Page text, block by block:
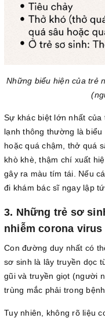
Những biểu hiện của trẻ
Sự khác biệt lớn nhất của
lạnh thông thường là
hoặc quá chậm, thở quá
khò khè, thậm chí xuất
gây ra màu tím tái. Nếu
đi khám bác sĩ ngay lập
3. Những trẻ sơ
nhiễm corona
Con đường duy nhất có
sơ sinh là lây truyền dọc
gũi và truyền giọt (người
trùng mắc phải trong bệnh
Tuy nhiên, không rõ liệu